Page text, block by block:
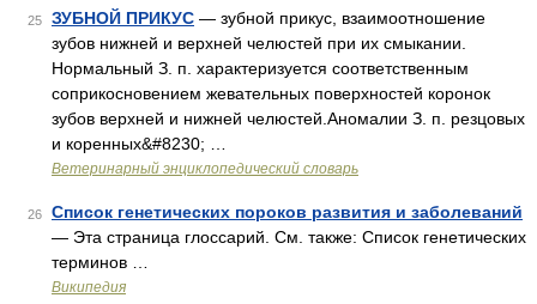
25 ЗУБНОЙ ПРИКУС — зубной прикус, взаимоотношение
зубов нижней и верхней челюстей при их смыкании.
Нормальный З. п. характеризуется соответственным
соприкосновением жевательных поверхностей коронок
зубов верхней и нижней челюстей.Аномалии З. п. резцовых
и коренных&#8230; …
Ветеринарный энциклопедический словарь
26
Список генетических пороков развития и заболеваний
— Эта страница глоссарий. См. также: Список генетических
терминов …
Википедия